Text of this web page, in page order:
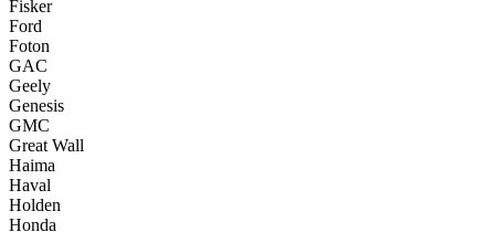
Fisker
Ford
Foton
GAC
Geely
Genesis
GMC
Great Wall
Haima
Haval
Holden
Honda